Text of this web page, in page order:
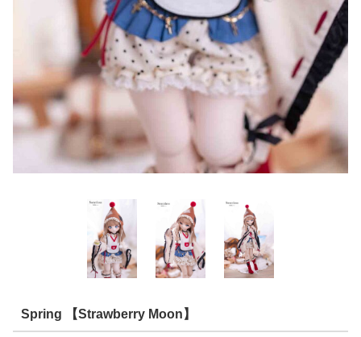
Spring 【Strawberry Moon】